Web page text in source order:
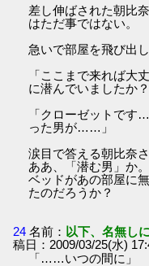
差し伸ばされた朝比
はただ事ではない。
急いで部屋を飛び出
「ここまで来れば
に潜んでいましたか？
「クローゼットで
った男が……」
涙目で答える朝比奈さ
ああ、「潜む男」か。
ベッドがあの部屋に
たのだろうか？
24 名前： 以下、名無し
稿日：2009/03/25(水)
「……いつの間に」